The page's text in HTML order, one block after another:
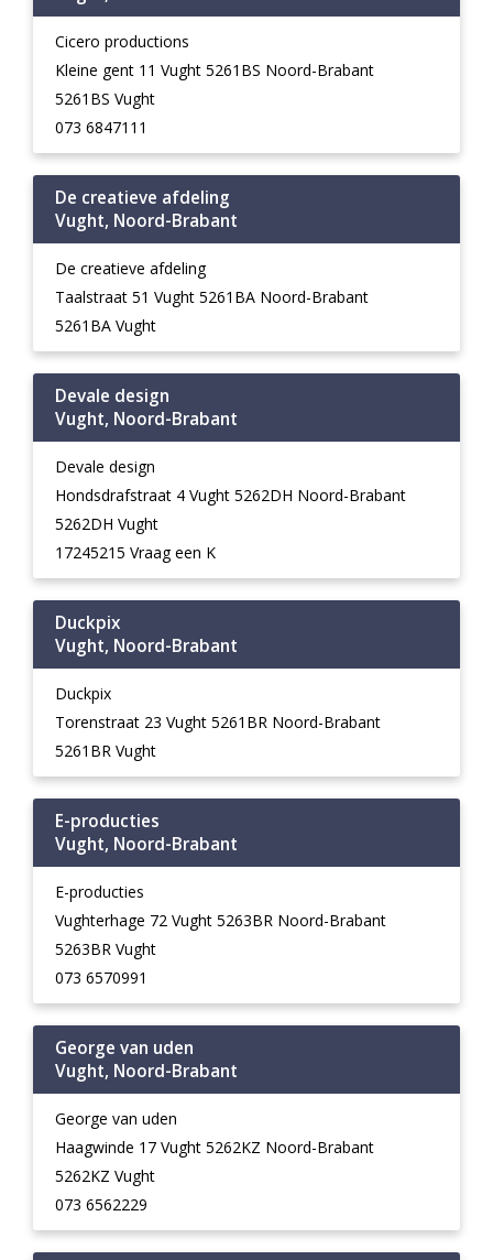
Cicero productions
Kleine gent 11 Vught 5261BS Noord-Brabant
5261BS Vught
073 6847111
De creatieve afdeling
Vught, Noord-Brabant
De creatieve afdeling
Taalstraat 51 Vught 5261BA Noord-Brabant
5261BA Vught
Devale design
Vught, Noord-Brabant
Devale design
Hondsdrafstraat 4 Vught 5262DH Noord-Brabant
5262DH Vught
17245215 Vraag een K
Duckpix
Vught, Noord-Brabant
Duckpix
Torenstraat 23 Vught 5261BR Noord-Brabant
5261BR Vught
E-producties
Vught, Noord-Brabant
E-producties
Vughterhage 72 Vught 5263BR Noord-Brabant
5263BR Vught
073 6570991
George van uden
Vught, Noord-Brabant
George van uden
Haagwinde 17 Vught 5262KZ Noord-Brabant
5262KZ Vught
073 6562229